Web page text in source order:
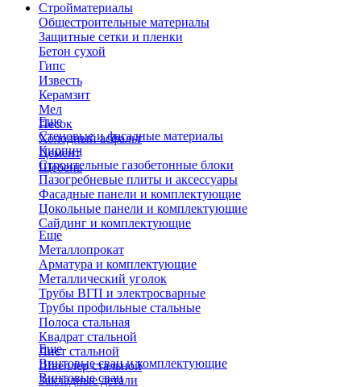
Стройматериалы
Общестроительные материалы
Защитные сетки и пленки
Бетон сухой
Гипс
Известь
Керамзит
Мел
Песок
Холодный асфальт
Цемент
Щебень
Еще
Стеновые и фасадные материалы
Кирпич
Строительные газобетонные блоки
Пазогребневые плиты и аксессуары
Фасадные панели и комплектующие
Цокольные панели и комплектующие
Сайдинг и комплектующие
Еще
Металлопрокат
Арматура и комплектующие
Металлический уголок
Трубы ВГП и электросварные
Трубы профильные стальные
Полоса стальная
Квадрат стальной
Лист стальной
Швеллер стальной
Закладные детали
Еще
Винтовые сваи и комплектующие
Винтовые сваи